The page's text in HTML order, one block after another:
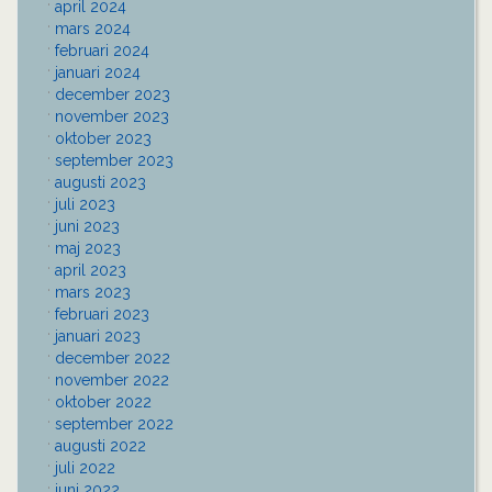
april 2024
mars 2024
februari 2024
januari 2024
december 2023
november 2023
oktober 2023
september 2023
augusti 2023
juli 2023
juni 2023
maj 2023
april 2023
mars 2023
februari 2023
januari 2023
december 2022
november 2022
oktober 2022
september 2022
augusti 2022
juli 2022